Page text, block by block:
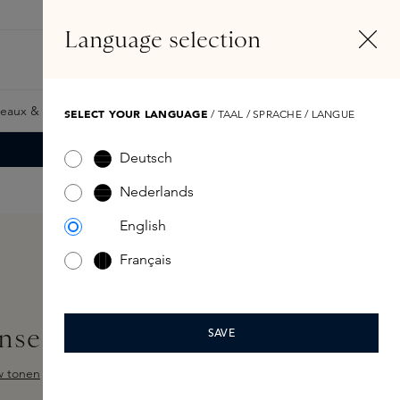
& Giftcards Samples Skins Exclusives Skins
30 sticks
tonen
Language selection
SELECT YOUR LANGUAGE / TAAL / SPRACHE / LANGUE
Deutsch
Nederlands
English
Français
SAVE